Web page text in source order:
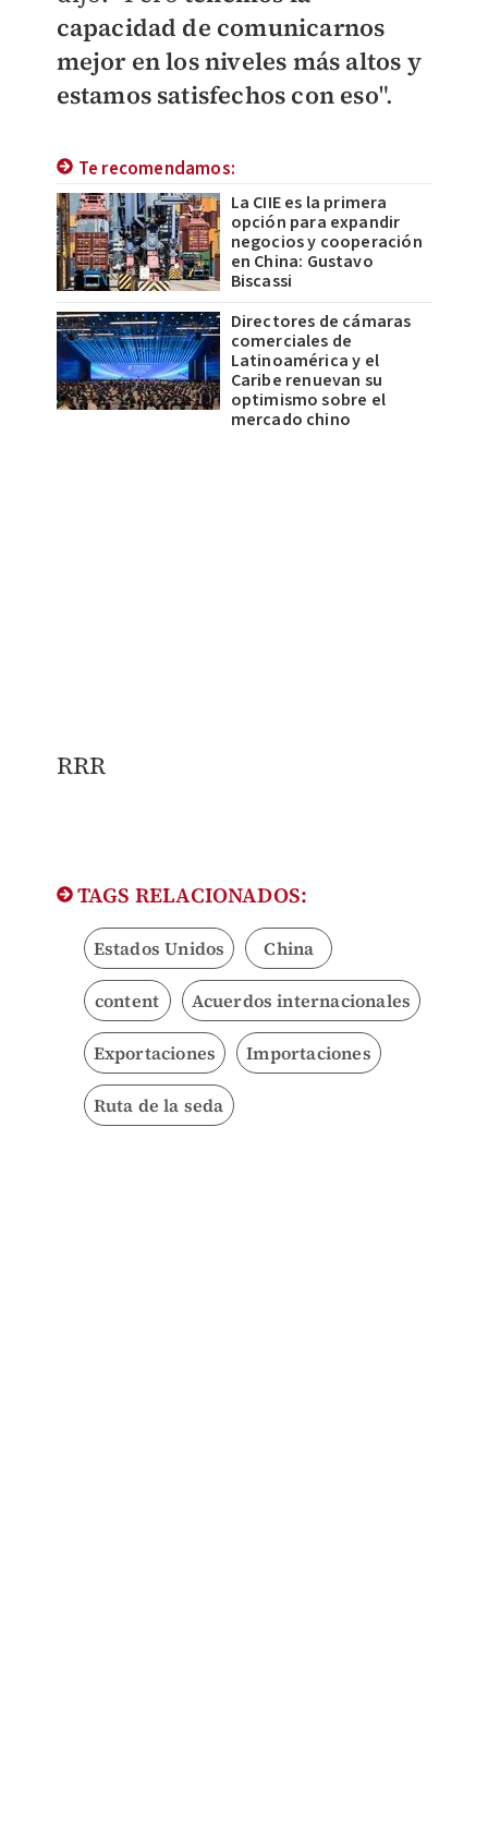
capacidad de comunicarnos
mejor en los niveles más altos y
estamos satisfechos con eso".
Te recomendamos:
La CIIE es la primera
opción para expandir
negocios y cooperación
en China: Gustavo
Biscassi
Directores de cámaras
comerciales de
Latinoamérica y el
Caribe renuevan su
optimismo sobre el
mercado chino
RRR
TAGS RELACIONADOS:
Estados Unidos China
content Acuerdos internacionales
Exportaciones Importaciones
Ruta de la seda